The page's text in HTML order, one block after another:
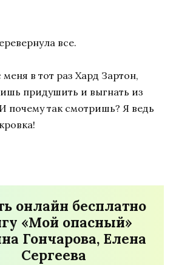
все.
в тот раз Хард Зартон,
придушить и выгнать из
почему так смотришь? Я ведь
онлайн бесплатно
«Мой опасный»
Гончарова, Елена
Сергеева